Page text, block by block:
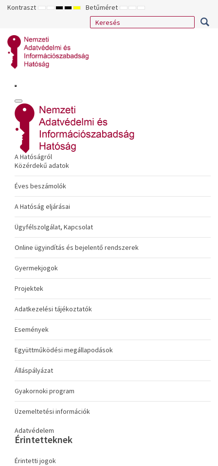
Kontraszt ALAPÉRTELMEZETT
ÉJSZAKAI
NAGY
KONTRASZTÚ
NAGY
KONTRASZTÚ
NAGY
KONTRASZTÚ
SÁRGA
FEKETE
Betűméret KISEBB
BETŰTÍPUS
ALAPÉRTELMEZETT
BETŰMÉRET
NAGYOBB
BETŰMÉRET
A Hatóságról
Közérdekű adatok
Éves beszámolók
A Hatóság eljárásai
Ügyfélszolgálat, Kapcsolat
Online ügyindítás és bejelentő rendszerek
Gyermekjogok
Projektek
Adatkezelési tájékoztatók
Események
Együttműködési megállapodások
Álláspályázat
Gyakornoki program
Üzemeltetési információk
Adatvédelem
Érintetteknek
Érintetti jogok